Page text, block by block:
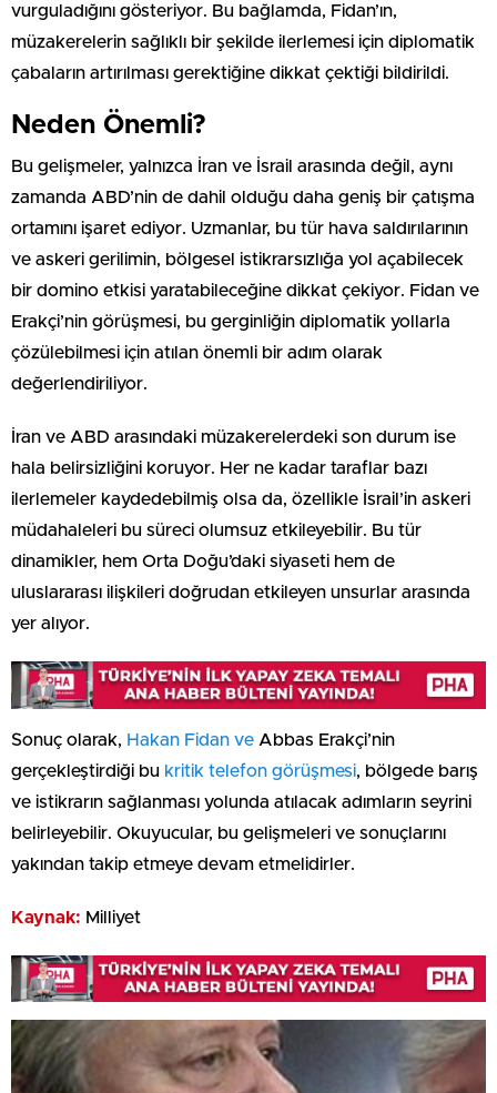
vurguladığını gösteriyor. Bu bağlamda, Fidan’ın,
müzakerelerin sağlıklı bir şekilde ilerlemesi için diplomatik
çabaların artırılması gerektiğine dikkat çektiği bildirildi.
Neden Önemli?
Bu gelişmeler, yalnızca İran ve İsrail arasında değil, aynı
zamanda ABD’nin de dahil olduğu daha geniş bir çatışma
ortamını işaret ediyor. Uzmanlar, bu tür hava saldırılarının
ve askeri gerilimin, bölgesel istikrarsızlığa yol açabilecek
bir domino etkisi yaratabileceğine dikkat çekiyor. Fidan ve
Erakçi’nin görüşmesi, bu gerginliğin diplomatik yollarla
çözülebilmesi için atılan önemli bir adım olarak
değerlendiriliyor.
İran ve ABD arasındaki müzakerelerdeki son durum ise
hala belirsizliğini koruyor. Her ne kadar taraflar bazı
ilerlemeler kaydedebilmiş olsa da, özellikle İsrail’in askeri
müdahaleleri bu süreci olumsuz etkileyebilir. Bu tür
dinamikler, hem Orta Doğu’daki siyaseti hem de
uluslararası ilişkileri doğrudan etkileyen unsurlar arasında
yer alıyor.
Sonuç olarak, Hakan Fidan ve Abbas Erakçi’nin
gerçekleştirdiği bu kritik telefon görüşmesi, bölgede barış
ve istikrarın sağlanması yolunda atılacak adımların seyrini
belirleyebilir. Okuyucular, bu gelişmeleri ve sonuçlarını
yakından takip etmeye devam etmelidirler.
Kaynak: Milliyet